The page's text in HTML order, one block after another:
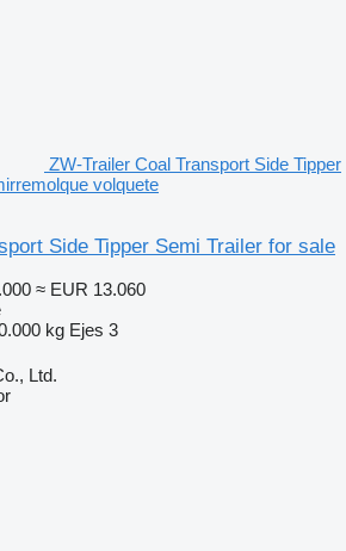
ZW-Trailer Coal Transport Side Tipper
volquete
Side Tipper Semi Trailer for sale
≈ EUR 13.060
kg Ejes 3
Ltd.